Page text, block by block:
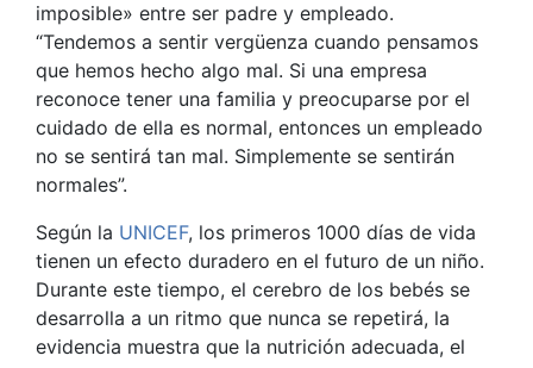
imposible» entre ser padre y empleado.
“Tendemos a sentir vergüenza cuando pensamos
que hemos hecho algo mal. Si una empresa
reconoce tener una familia y preocuparse por el
cuidado de ella es normal, entonces un empleado
no se sentirá tan mal. Simplemente se sentirán
normales”.
Según la UNICEF, los primeros 1000 días de vida
tienen un efecto duradero en el futuro de un niño.
Durante este tiempo, el cerebro de los bebés se
desarrolla a un ritmo que nunca se repetirá, la
evidencia muestra que la nutrición adecuada, el